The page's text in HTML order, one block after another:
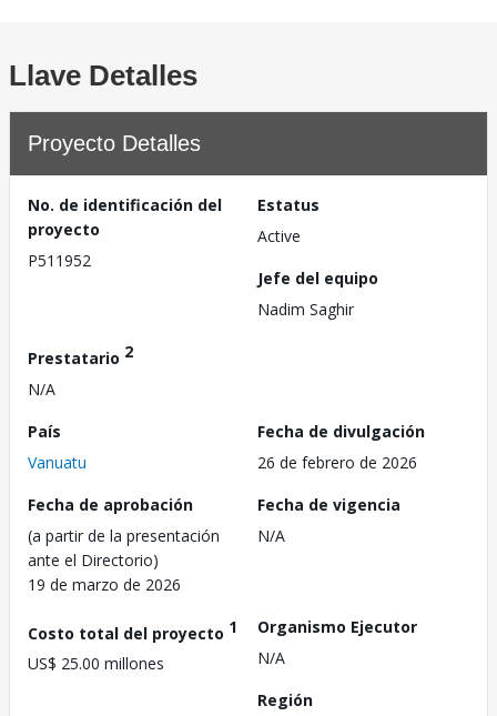
Llave Detalles
Proyecto Detalles
No. de identificación del
proyecto
P511952
Estatus
Active
Jefe del equipo
Nadim Saghir
Prestatario 2
N/A
País
Vanuatu
Fecha de divulgación
26 de febrero de 2026
Fecha de aprobación
(a partir de la presentación
ante el Directorio)
19 de marzo de 2026
Fecha de vigencia
N/A
Costo total del proyecto 1
US$ 25.00 millones
Organismo Ejecutor
N/A
Región